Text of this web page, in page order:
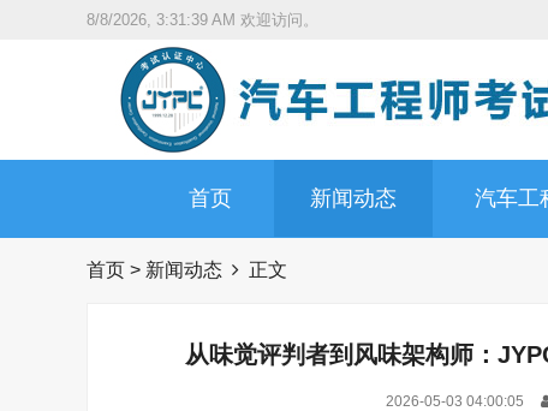
8/8/2026, 3:31:40 AM 欢迎访问。
首页 新闻动态 汽车工
首页 > 新闻动态 正文
从味觉评判者到风味架构师：
2026-05-03 04:00:05